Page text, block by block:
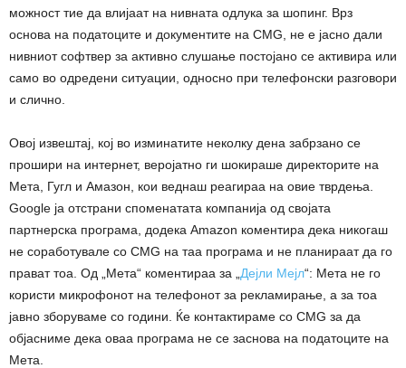
можност тие да влијаат на нивната одлука за шопинг. Врз
основа на податоците и документите на CMG, не е јасно дали
нивниот софтвер за активно слушање постојано се активира или
само во одредени ситуации, односно при телефонски разговори
и слично.
Овој извештај, кој во изминатите неколку дена забрзано се
прошири на интернет, веројатно ги шокираше директорите на
Мета, Гугл и Амазон, кои веднаш реагираа на овие тврдења.
Google ја отстрани споменатата компанија од својата
партнерска програма, додека Amazon коментира дека никогаш
не соработувале со CMG на таа програма и не планираат да го
прават тоа. Од „Мета“ коментираа за „ Дејли Мејл“: Мета не го
користи микрофонот на телефонот за рекламирање, а за тоа
јавно зборуваме со години. Ќе контактираме со CMG за да
објасниме дека оваа програма не се заснова на податоците на
Мета.